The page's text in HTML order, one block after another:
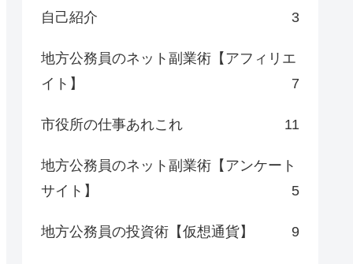
自己紹介 3
地方公務員のネット副業術【アフィリエ
イト】
7
市役所の仕事あれこれ 11
地方公務員のネット副業術【アンケート
サイト】
5
地方公務員の投資術【仮想通貨】 9